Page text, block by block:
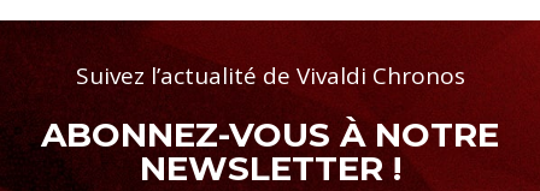
Suivez l’actualité de Vivaldi Chronos
ABONNEZ-VOUS À NOTRE
NEWSLETTER !